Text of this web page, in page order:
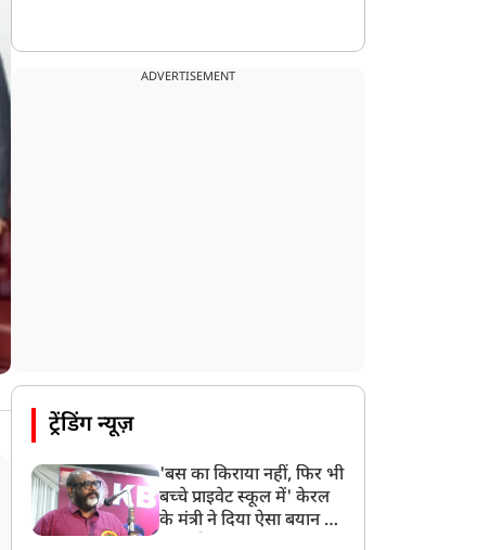
ADVERTISEMENT
ट्रेंडिंग न्यूज़
'बस का किराया नहीं, फिर भी
बच्चे प्राइवेट स्कूल में' केरल
के मंत्री ने दिया ऐसा बयान की